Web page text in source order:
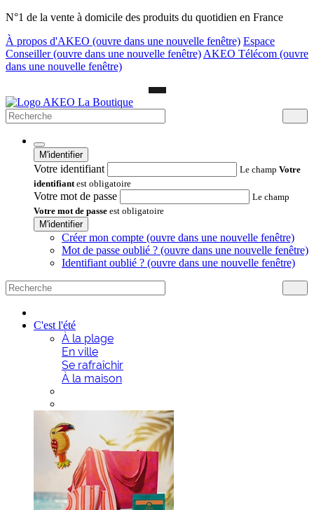
N°1 de la vente à domicile des produits du quotidien en France
À propos d'AKEO (ouvre dans une nouvelle fenêtre) Espace
Conseiller(ouvre dans une nouvelle fenêtre) AKEO Télécom (ouvre
dans une nouvelle fenêtre)
M'identifier
Votre identifiant Le champ Votre
identifiantest obligatoire
Votre mot de passe
Le champ
Votre mot de passe est obligatoire
M'identifier
Créer mon compte (ouvre dans une nouvelle fenêtre)
Mot de passe oublié ? (ouvre dans une nouvelle fenêtre)
Identifiant oublié ? (ouvre dans une nouvelle fenêtre)
C'est l'été
À la plage
En ville
Se rafraîchir
À la maison